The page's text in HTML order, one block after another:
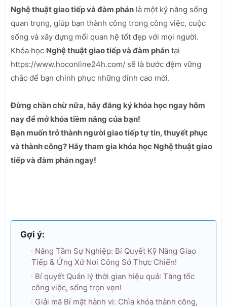
Nghệ thuật giao tiếp và đàm phán là một kỹ năng sống
quan trọng, giúp bạn thành công trong công việc, cuộc
sống và xây dựng mối quan hệ tốt đẹp với mọi người.
Khóa học Nghệ thuật giao tiếp và đàm phán tại
https://www.hoconline24h.com/ sẽ là bước đệm vững
chắc để bạn chinh phục những đỉnh cao mới.
Đừng chần chừ nữa, hãy đăng ký khóa học ngay hôm
nay để mở khóa tiềm năng của bạn!
Bạn muốn trở thành người giao tiếp tự tin, thuyết phục
và thành công? Hãy tham gia khóa học Nghệ thuật giao
tiếp và đàm phán ngay!
Gợi ý:
Nâng Tầm Sự Nghiệp: Bí Quyết Kỹ Năng Giao
Tiếp & Ứng Xử Nơi Công Sở Thực Chiến!
Bí quyết Quản lý thời gian hiệu quả: Tăng tốc
công việc, sống trọn vẹn!
Giải mã Bí mật hành vi: Chìa khóa thành công,